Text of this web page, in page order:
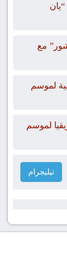
مع
لموسم
لموسم
تيليجرام